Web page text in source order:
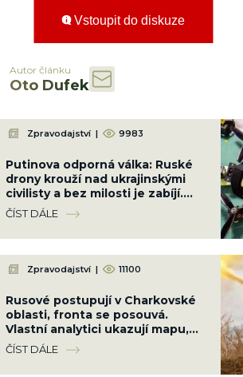
Vstoupit do diskuze
Autor článku
Oto Dufek
Zpravodajství | 9983
Putinova odporná válka: Ruské
drony krouží nad ukrajinskými
civilisty a bez milosti je zabíjí.
Bezmála 1 000 mrtvých, z toho
ČÍST DÁLE
Zpravodajství | 11100
Rusové postupují v Charkovské
oblasti, fronta se posouvá.
Vlastní analytici ukazují mapu,
kde Ukrajinci ztrácejí pozice
ČÍST DÁLE